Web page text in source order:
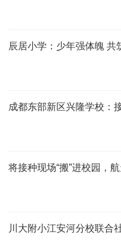
辰居小学：少年强体魄 共
成都东部新区兴隆学校：
将接种现场“搬”进校园，
川大附小江安河分校联合